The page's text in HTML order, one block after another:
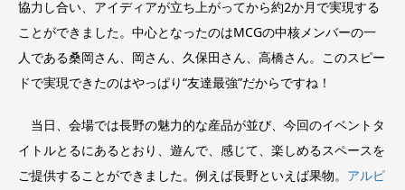
協力し合い、アイディアが立ち上がってから約2か月で実現する
ことができました。中心となったのはMCGの中核メンバーの一
人である桑岡さん、岡さん、久保田さん、高橋さん。このスピー
ドで実現できたのはやっぱり“友達最強”だからですね！
当日、会場では長野の魅力的な産品が並び、今回のイベントタ
イトルとるにあるとおり、遊んで、感じて、楽しめるスペースを
ご提供することができました。例えば長野といえば果物。 アルピ